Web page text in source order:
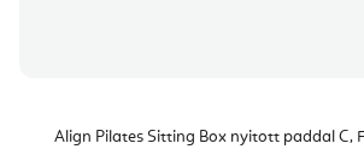
Align Pilates Sitting Box nyitott paddal C,